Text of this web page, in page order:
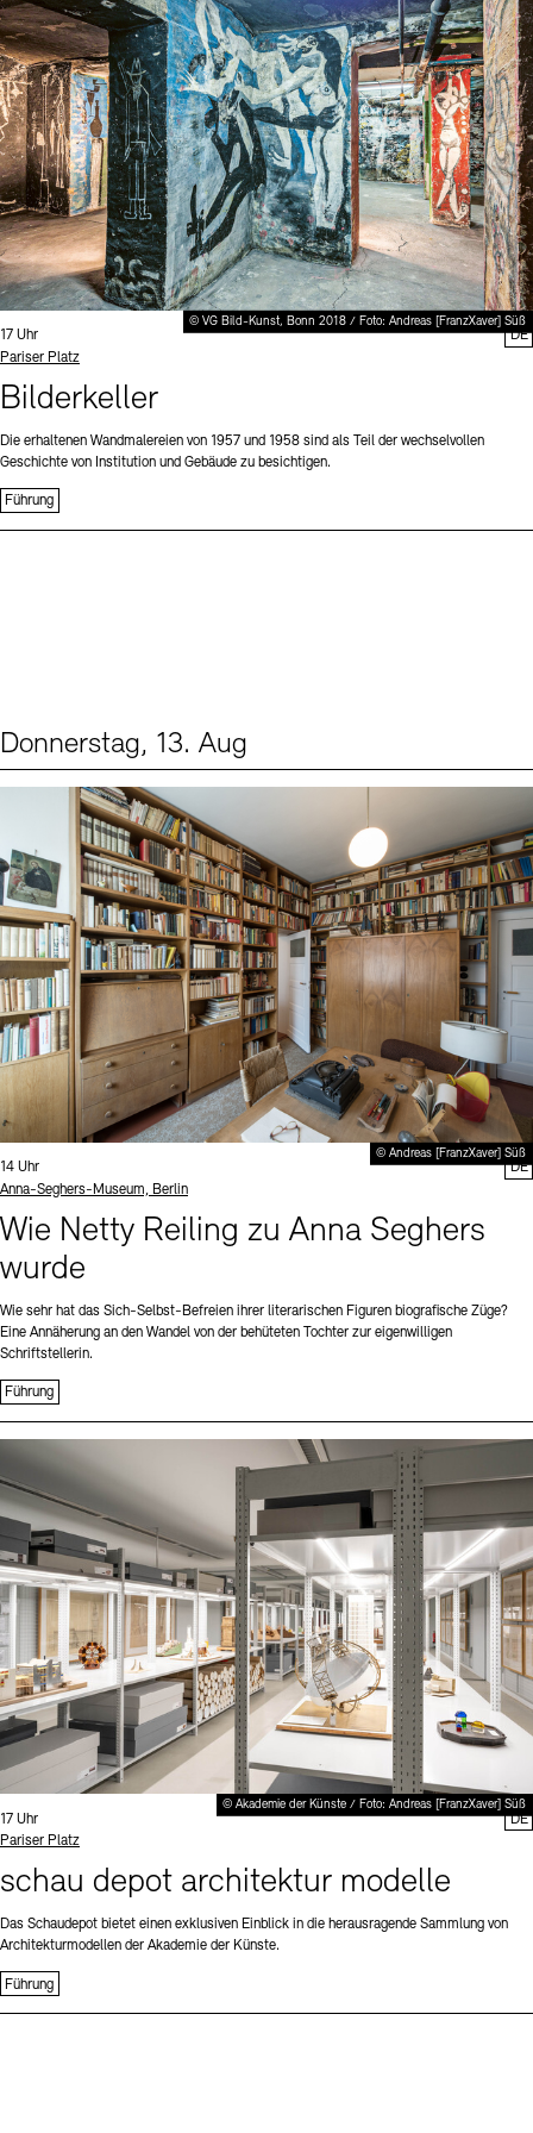
Stellenangebote Newsletter Presse
Nachhaltigkeit Kontakt
Digitale Sammlungen Exil-Archive
© VG Bild-Kunst, Bonn 2018 / Foto: Andreas [FranzXaver] Süß
Uhrzeit:
17 Uhr
Standort
Pariser Platz
Bilderkeller
Die erhaltenen Wandmalereien von 1957 und 1958 sind als Teil der wechselvollen
Geschichte von Institution und Gebäude zu besichtigen.
Führung
DE
Donnerstag, 13. Aug
© Andreas [FranzXaver] Süß
Uhrzeit:
14 Uhr
Standort
Anna-Seghers-Museum, Berlin
Wie Netty Reiling zu Anna Seghers
wurde
Wie sehr hat das Sich-Selbst-Befreien ihrer literarischen Figuren biografische Züge?
Eine Annäherung an den Wandel von der behüteten Tochter zur eigenwilligen
Schriftstellerin.
Führung
DE
© Akademie der Künste / Foto: Andreas [FranzXaver] Süß
Uhrzeit:
17 Uhr
Standort
Pariser Platz
schau depot architektur modelle
Das Schaudepot bietet einen exklusiven Einblick in die herausragende Sammlung von
Architekturmodellen der Akademie der Künste.
Führung
DE